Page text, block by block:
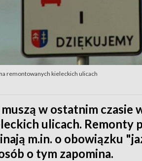
remontowanych kieleckich ulicach
w ostatnim czasie
ulicach. Remonty
m.in. o obowiązku
o tym zapomina.